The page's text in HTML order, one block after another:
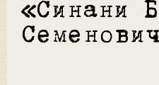
«Синани